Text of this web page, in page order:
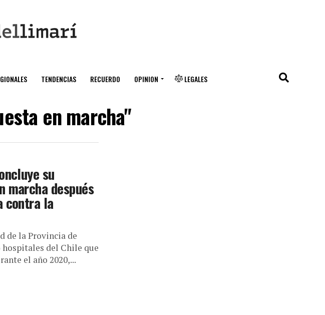
TENDENCIAS RECUERDO OPINION LEGALES
en marcha"
su
marcha después
contra la
de la Provincia de
del Chile que
el año 2020,...